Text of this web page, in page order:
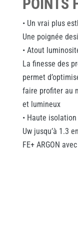
POINTS
• Un vrai plus
Une poignée
• Atout
La finesse des
permet
faire profiter au
et lumineux
• Haute
Uw jusqu’à 1.3
FE+ ARGON